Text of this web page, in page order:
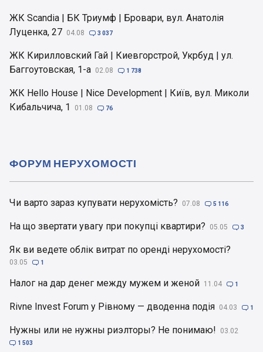
ЖК Scandia | БК Триумф | Бровари, вул. Анатолія
Луценка, 27 04.08  3 037
ЖК Кирилловский Гай | Киевгорстрой, Укрбуд | ул.
Баггоутовская, 1-а 02.08  1 738
ЖК Hello House | Nice Development | Київ, вул. Миколи
Кибальчича, 1
01.08  76
Чи варто зараз купувати нерухомість? 07.08  5 116
На що звертати увагу при покупці квартири? 05.05  3
Як ви ведете облік витрат по оренді нерухомості?
03.05  1
Налог на дар денег между мужем и женой 11.04  1
Rivne Invest Forum у Рівному — дводенна подія 04.03  1
Нужны или не нужны риэлторы? Не понимаю! 03.02
 1 503
ФОРУМ НЕРУХОМОСТІ